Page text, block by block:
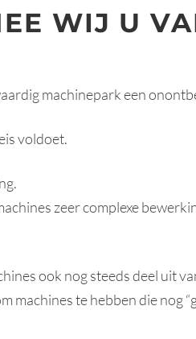
WIJ U
machinepark een
voldoet.
zeer complexe
ook nog steeds deel uit
machines te hebben die nog